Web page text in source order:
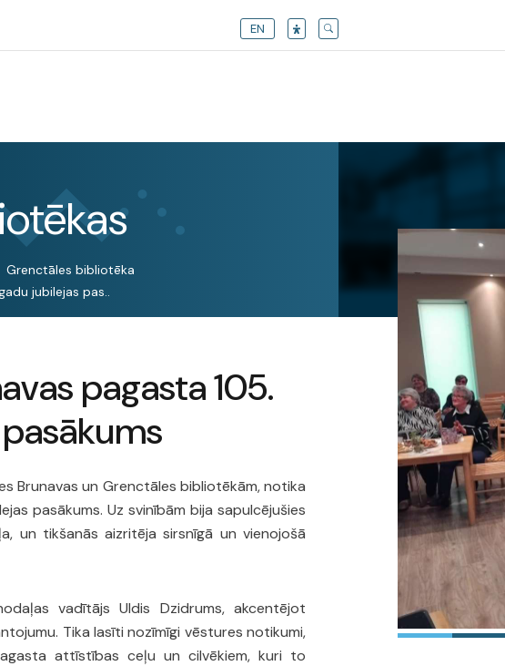
EN
Grenctāles bibliotēka
jubilejas pas..
pagasta 105.
Brunavas un Grenctāles bibliotēkām, notika
pasākums. Uz svinībām bija sapulcējušies
un tikšanās aizritēja sirsnīgā un vienojošā
vadītājs Uldis Dzidrums, akcentējot
Tika lasīti nozīmīgi vēstures notikumi,
attīstības ceļu un cilvēkiem, kuri to